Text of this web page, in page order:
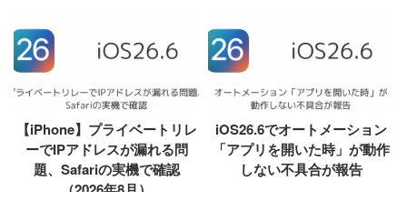
【iPhone】プライベートリレ
ーでIPアドレスが漏れる問
題、Safariの実機で確認
（2026年8月）
iOS26.6でオートメーション
「アプリを開いた時」が動作
しない不具合が報告